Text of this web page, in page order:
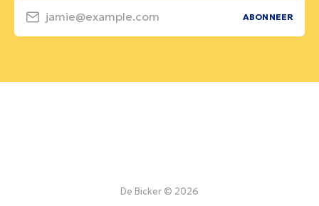
jamie@example.com ABONNEER
De Bicker © 2026